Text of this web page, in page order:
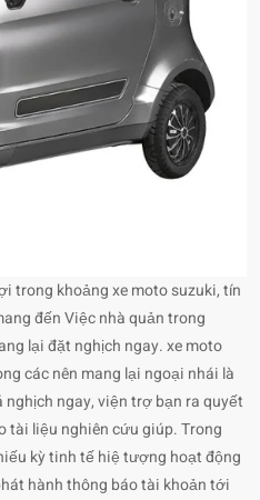
trong khoảng xe moto suzuki, tín
đến Việc nhà quản trong
lại đặt nghịch ngay. xe moto
các nên mang lại ngoại nhái là
ngay, viện trợ bạn ra quyết
tài liệu nghiên cứu giúp. Trong
kỳ tinh tế hiệ tượng hoạt động
hành thông báo tài khoản tới